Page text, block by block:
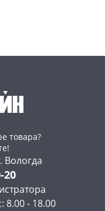
товара?
Вологда
20
8.00 - 18.00